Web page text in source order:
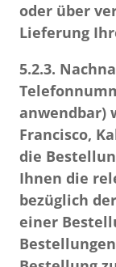
oder über
Lieferung
5.2.3.
anwendbar)
Francisco,
die
Ihnen die
bezüglich
einer